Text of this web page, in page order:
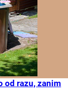
od razu, zanim